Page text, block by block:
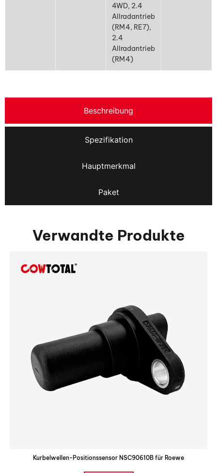
4WD, 2.4
Allradantrieb
(RM4, RE7),
2.4
Allradantrieb
(RM4)
Beschreibung
Spezifikation
Hauptmerkmal
Paket
Verwandte Produkte
Kurbelwellen-Positionssensor NSC90610B für Roewe